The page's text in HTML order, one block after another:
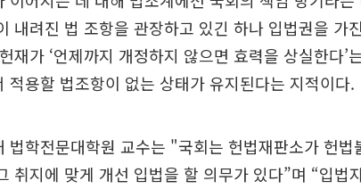
내려진 법 조항을 관장하고 있긴 하나 입법권을 가
재가 ‘언제까지 개정하지 않으면 효력을 상실한다’
적용할 법조항이 없는 상태가 유지된다는 지적이다.
법학전문대학원 교수는 "국회는 헌법재판소가 헌법
취지에 맞게 개선 입법을 할 의무가 있다”며 “입법